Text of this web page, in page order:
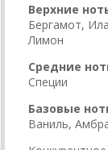
Верхние
Бергамот,
Лимон
Средние
Специи
Базовые
Ваниль,